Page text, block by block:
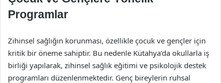
Programlar
Zihinsel sağlığın korunması, özellikle çocuk ve gençler için
kritik bir öneme sahiptir. Bu nedenle Kütahya’da okullarla iş
birliği yapılarak, zihinsel sağlık eğitimi ve psikolojik destek
programları düzenlenmektedir. Genç bireylerin ruhsal